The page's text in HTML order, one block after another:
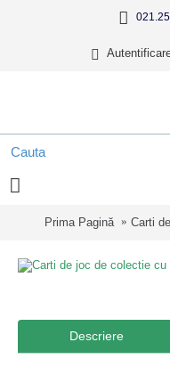
Prima Pagină Carti
Descriere